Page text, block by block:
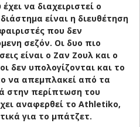
να διαχειριστεί ο
είναι η διευθέτηση
που δεν
σεζόν. Οι δυο πιο
είναι ο Ζαν Ζουλ και ο
δεν υπολογίζονται και το
να απεμπλακεί από τα
στην περίπτωση του
αναφερθεί το Athletiko,
για το μπάτζετ.